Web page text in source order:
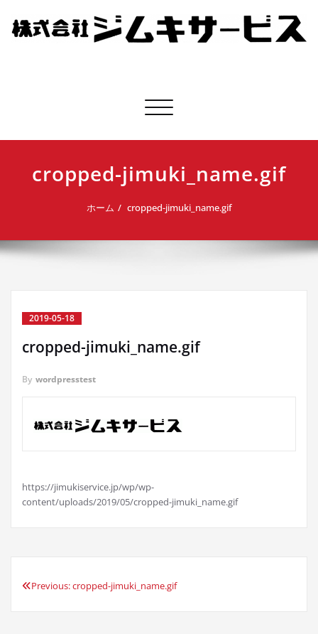
ナビゲーション切り替え
cropped-jimuki_name.gif
ホーム cropped-jimuki_name.gif
2019-05-18
cropped-jimuki_name.gif
By wordpresstest
https://jimukiservice.jp/wp/wp-
content/uploads/2019/05/cropped-jimuki_name.gif
投Previous:cropped-jimuki_name.gif